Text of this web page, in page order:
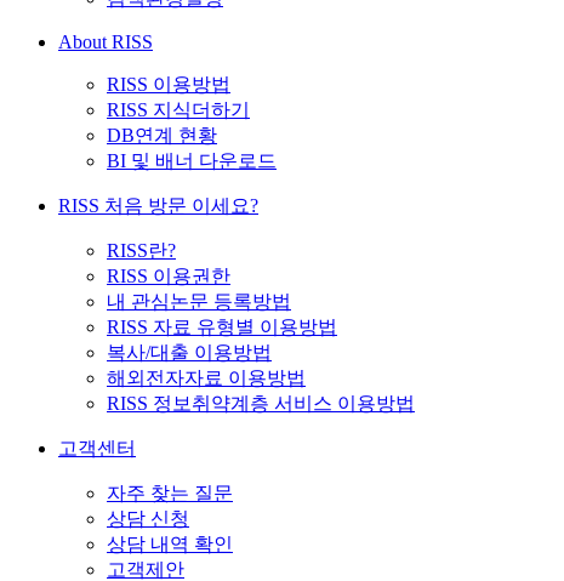
About RISS
RISS 이용방법
RISS 지식더하기
DB연계 현황
BI 및 배너 다운로드
RISS 처음 방문 이세요?
RISS란?
RISS 이용권한
내 관심논문 등록방법
RISS 자료 유형별 이용방법
복사/대출 이용방법
해외전자자료 이용방법
RISS 정보취약계층 서비스 이용방법
고객센터
자주 찾는 질문
상담 신청
상담 내역 확인
고객제안